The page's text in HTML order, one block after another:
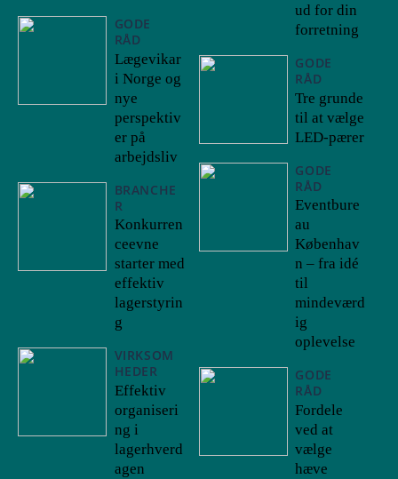
GODE
RÅD
Lægevikar
i Norge og
nye
perspektiv
er på
arbejdsliv
BRANCHE
R
Konkurren
ceevne
starter med
effektiv
lagerstyrin
g
VIRKSOM
HEDER
Effektiv
organiseri
ng i
lagerhverd
agen
ud for din
forretning
GODE
RÅD
Tre grunde
til at vælge
LED-pærer
GODE
RÅD
Eventbure
au
Københav
n – fra idé
til
mindeværd
ig
oplevelse
GODE
RÅD
Fordele
ved at
vælge
hæve